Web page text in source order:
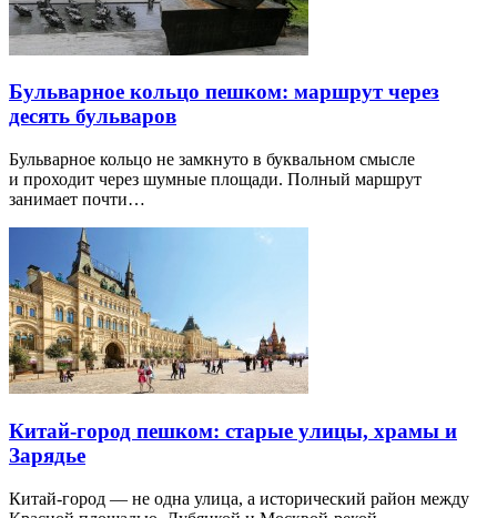
Бульварное кольцо пешком: маршрут через
десять бульваров
Бульварное кольцо не замкнуто в буквальном смысле
и проходит через шумные площади. Полный маршрут
занимает почти…
Китай-город пешком: старые улицы, храмы и
Зарядье
Китай-город — не одна улица, а исторический район между